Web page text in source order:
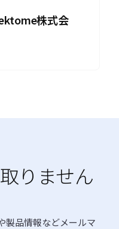
株式会
りません
品情報などメールマ